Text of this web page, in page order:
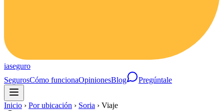
iaseguro
SegurosCómo funcionaOpinionesBlog Pregúntale
Inicio › Por ubicación › Soria › Viaje